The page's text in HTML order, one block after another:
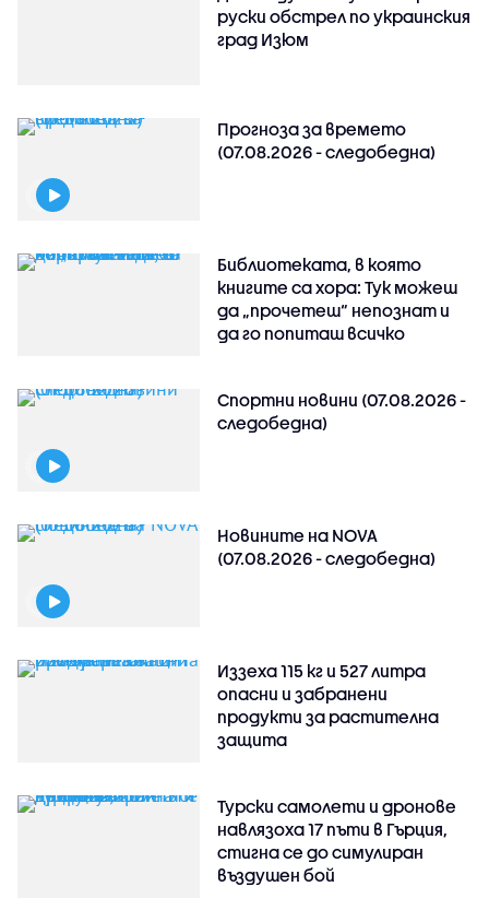
руски обстрeл по украинския
град Изюм
Прогноза за времето
(07.08.2026 - следобедна)
Библиотеката, в която
книгите са хора: Тук можеш
да „прочетеш“ непознат и
да го попиташ всичко
Спортни новини (07.08.2026 -
следобедна)
Новините на NOVA
(07.08.2026 - следобедна)
Иззеха 115 кг и 527 литра
опасни и забранени
продукти за растителна
защита
Турски самолети и дронове
навлязоха 17 пъти в Гърция,
стигна се до симулиран
въздушен бой